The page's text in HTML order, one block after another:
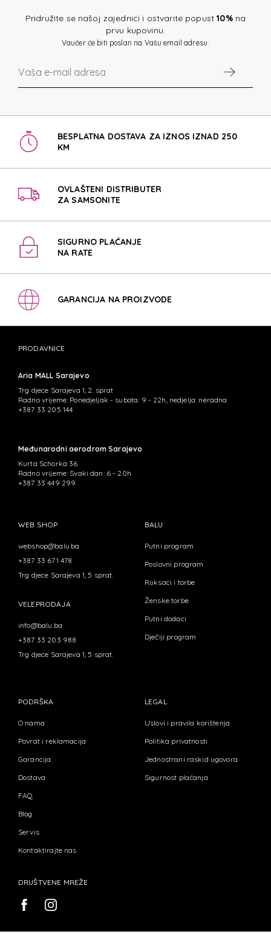
Pridružite se našoj zajednici i ostvarite popust10%na
prvu kupovinu.
Vaučer će biti poslan na Vašu email adresu.
BESPLATNA DOSTAVA ZA IZNOS IZNAD 250
KM
OVLAŠTENI DISTRIBUTER
ZA SAMSONITE
SIGURNO PLAĆANJE
NA RATE
GARANCIJA NA PROIZVODE
PRODAVNICE
Aria MALL Sarajevo
Trg djece Sarajeva 1, 2. sprat
Radno vrijeme: Ponedjeljak - subota: 9 - 22h, nedjelja: neradna
+387 33 205 144
Međunarodni aerodrom Sarajevo
Kurta Schorka 36
Radno vrijeme: Svaki dan: 6 - 20h
+387 33 449 299
WEB SHOP
webshop@balu.ba
+387 33 671 478
Trg djece Sarajeva 1, 5 sprat.
VELEPRODAJA
info@balu.ba
+387 33 203 988
Trg djece Sarajeva 1, 5 sprat.
BALU
Putni program
Poslovni program
Ruksaci i torbe
Ženske torbe
Putni dodaci
Dječiji program
PODRŠKA
O nama
Povrat i reklamacija
Garancija
Dostava
FAQ
Blog
Servis
Kontaktirajte nas
LEGAL
Uslovi i pravila korištenja
Politika privatnosti
Jednostrani raskid ugovora
Sigurnost plaćanja
DRUŠTVENE MREŽE